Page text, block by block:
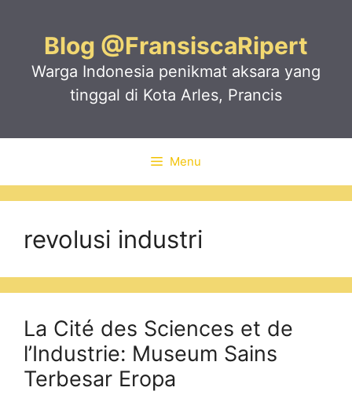
Blog @FransiscaRipert
Warga Indonesia penikmat aksara yang
tinggal di Kota Arles, Prancis
Menu
revolusi industri
La Cité des Sciences et de
l’Industrie: Museum Sains
Terbesar Eropa